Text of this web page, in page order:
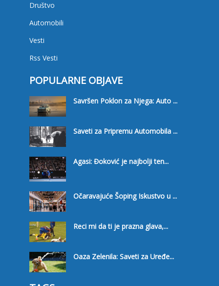
Društvo
Automobili
Vesti
Rss Vesti
POPULARNE OBJAVE
Savršen Poklon za Njega: Auto ...
Saveti za Pripremu Automobila ...
Agasi: Đoković je najbolji ten...
Očaravajuće Šoping Iskustvo u ...
Reci mi da ti je prazna glava,...
Oaza Zelenila: Saveti za Uređe...